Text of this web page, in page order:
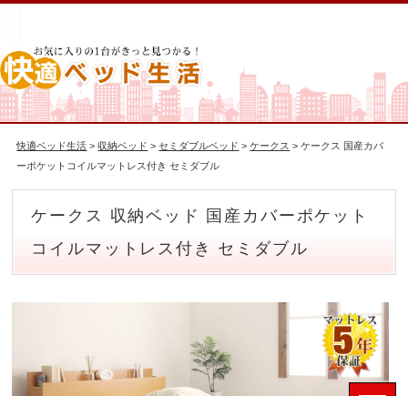
快適ベッド生活 >収納ベッド >セミダブルベッド >ケークス > ケークス 国産カバ
ーポケットコイルマットレス付き セミダブル
ケークス 収納ベッド 国産カバーポケット
コイルマットレス付き セミダブル